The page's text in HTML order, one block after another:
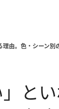
理由。色・シーン
とい